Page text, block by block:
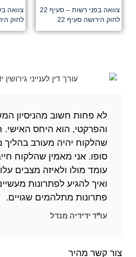
צוואה בפני רשות – סעיף 22
לחוק הירושה סעיף 22
לחוק
לא פחות חשוב מהניסיון
והפרקטי, הוא היחס האישי.
שהלקוח יהיה מעורב בהליך
סופו. אני מאמין שהלקוח
עומד מולו ולאיזה מצבים
ואיך להגיע לפתרונות
פתרונות מתלהמים שגויים.
עו"ד ידידיה מנדל
צור קשר מהיר